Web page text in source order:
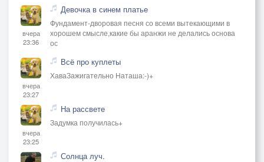
вчера
23:36
Девочка в синем платье
Фундамент-дворовая песня со всеми вытекающими в
хорошем смысле,какие бы аранжи не делались основа
ос
вчера
23:27
Всё про куплеты
ХаваЗажигательно Наташа:-)+
вчера
23:25
На рассвете
Задумка получилась+
Солнца луч.